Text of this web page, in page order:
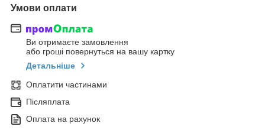
Умови оплати
Ви отримаєте замовлення
або гроші повернуться на вашу картку
Детальніше
Оплатити частинами
Післяплата
Оплата на рахунок